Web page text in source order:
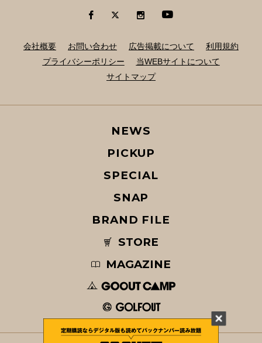
会社概要 お問い合わせ 広告掲載について
利用規約
プライバシーポリシー
当WEBサイトについて
サイトマップ
NEWS
PICKUP
SPECIAL
SNAP
BRAND FILE
STORE
MAGAZINE